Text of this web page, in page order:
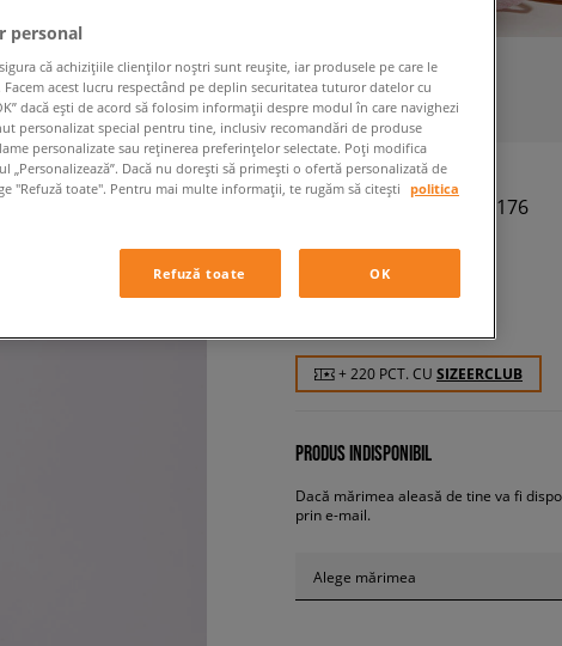
PUMA PANTALONI 534176
+ 220 PCT. CU SIZEERCLUB
PRODUS INDISPONIBIL
Dacă mărimea aleasă de tine va fi
prin e-mail.
Alege mărimea
personal
că achizițiile clienților noștri sunt reușite, iar produsele pe care le
acest lucru respectând pe deplin securitatea tuturor datelor cu
dacă ești de acord să folosim informații despre modul în care navighezi
personalizat special pentru tine, inclusiv recomandări de produse
personalizate sau reținerea preferințelor selectate. Poți modifica
„Personalizează”. Dacă nu dorești să primești o ofertă personalizată de
"Refuză toate". Pentru mai multe informații, te rugăm să citești politica
Refuză toate OK